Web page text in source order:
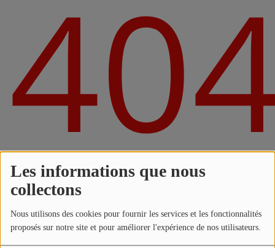
Les informations que nous
collectons
Nous utilisons des cookies pour fournir les services et les fonctionnalités
proposés sur notre site et pour améliorer l'expérience de nos utilisateurs.
GRILLE DES PROGRAMMES
C'ÉTAIT QUOI CE TITRE ?
NOS PROGRAMMES COURTS
ARCHIVES - SAISONS PASSÉES
VOS ÉMISSIONS EN IMAGES
Oups, vous avez
rencontré une erreur.